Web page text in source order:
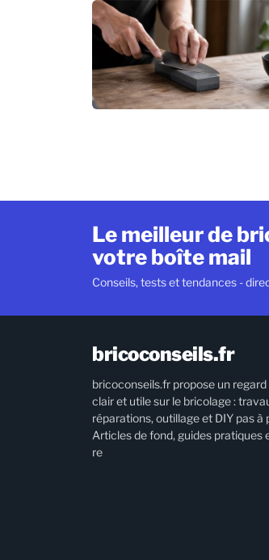
Le meilleur de
votre boîte mail
Conseils, tests et tendances -
bricoconseils.fr
bricoconseils.fr propose un regard
clair et utile sur le bricolage :
réparations, outillage et DIY pas à
Articles de fond, guides pratiques
re